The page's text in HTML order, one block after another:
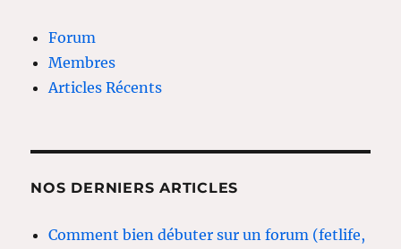
Forum
Membres
Articles Récents
NOS DERNIERS ARTICLES
Comment bien débuter sur un forum (fetlife,